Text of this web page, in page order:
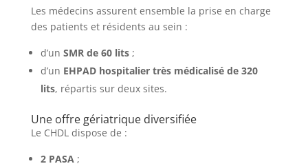
Les médecins assurent ensemble la prise en charge
des patients et résidents au sein :
d’un SMR de 60 lits;
d’un EHPAD hospitalier très médicalisé de 320
lits, répartis sur deux sites.
Une offre gériatrique diversifiée
Le CHDL dispose de :
2 PASA ;